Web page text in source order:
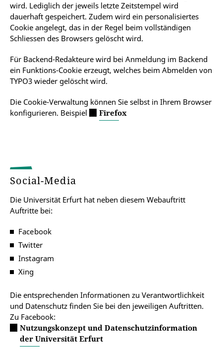
wird. Lediglich der jeweils letzte Zeitstempel wird
dauerhaft gespeichert. Zudem wird ein personalisiertes
Cookie angelegt, das in der Regel beim vollständigen
Schliessen des Browsers gelöscht wird.
Für Backend-Redakteure wird bei Anmeldung im Backend
ein Funktions-Cookie erzeugt, welches beim Abmelden von
TYPO3 wieder gelöscht wird.
Die Cookie-Verwaltung können Sie selbst in Ihrem Browser
konfigurieren. Beispiel
Firefox
Social-Media
Die Universität Erfurt hat neben diesem Webauftritt
Auftritte bei:
Facebook
Twitter
Instagram
Xing
Die entsprechenden Informationen zu Verantwortlichkeit
und Datenschutz finden Sie bei den jeweiligen Auftritten.
Zu Facebook:
Nutzungskonzept und Datenschutzinformation
der Universität Erfurt